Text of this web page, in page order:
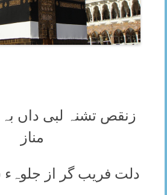
زنقص تشنہ لبی داں
مناز
دلت فریب گر از جلو‎ہء سراب نخورد